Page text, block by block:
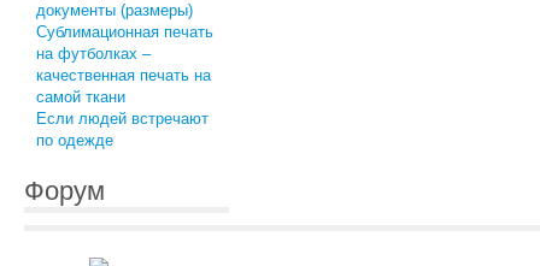
документы (размеры)
Сублимационная печать
на футболках –
качественная печать на
самой ткани
Если людей встречают
по одежде
Форум